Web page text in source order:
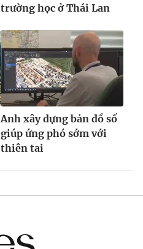
trường học ở Thái Lan
Anh xây dựng bản đồ số
giúp ứng phó sớm với
thiên tai